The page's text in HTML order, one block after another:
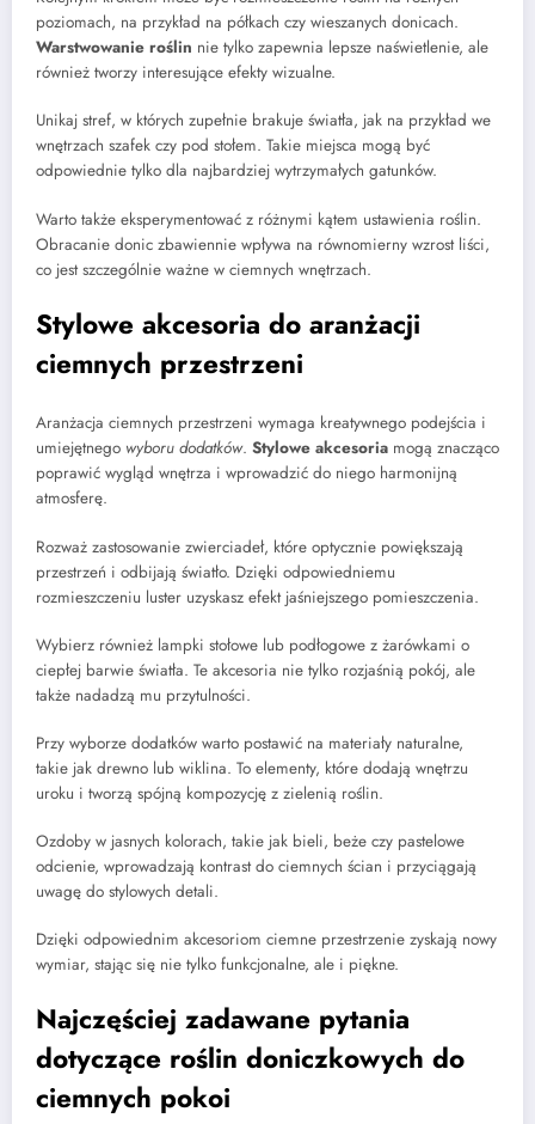
poziomach, na przykład na półkach czy wieszanych donicach.
Warstwowanie roślin nie tylko zapewnia lepsze naświetlenie, ale
również tworzy interesujące efekty wizualne.
Unikaj stref, w których zupełnie brakuje światła, jak na przykład we
wnętrzach szafek czy pod stołem. Takie miejsca mogą być
odpowiednie tylko dla najbardziej wytrzymałych gatunków.
Warto także eksperymentować z różnymi kątem ustawienia roślin.
Obracanie donic zbawiennie wpływa na równomierny wzrost liści,
co jest szczególnie ważne w ciemnych wnętrzach.
Stylowe akcesoria do aranżacji
ciemnych przestrzeni
Aranżacja ciemnych przestrzeni wymaga kreatywnego podejścia i
umiejętnego wyboru dodatków. Stylowe akcesoria mogą znacząco
poprawić wygląd wnętrza i wprowadzić do niego harmonijną
atmosferę.
Rozważ zastosowanie zwierciadeł, które optycznie powiększają
przestrzeń i odbijają światło. Dzięki odpowiedniemu
rozmieszczeniu luster uzyskasz efekt jaśniejszego pomieszczenia.
Wybierz również lampki stołowe lub podłogowe z żarówkami o
ciepłej barwie światła. Te akcesoria nie tylko rozjaśnią pokój, ale
także nadadzą mu przytulności.
Przy wyborze dodatków warto postawić na materiały naturalne,
takie jak drewno lub wiklina. To elementy, które dodają wnętrzu
uroku i tworzą spójną kompozycję z zielenią roślin.
Ozdoby w jasnych kolorach, takie jak bieli, beże czy pastelowe
odcienie, wprowadzają kontrast do ciemnych ścian i przyciągają
uwagę do stylowych detali.
Dzięki odpowiednim akcesoriom ciemne przestrzenie zyskają nowy
wymiar, stając się nie tylko funkcjonalne, ale i piękne.
Najczęściej zadawane pytania
dotyczące roślin doniczkowych do
ciemnych pokoi